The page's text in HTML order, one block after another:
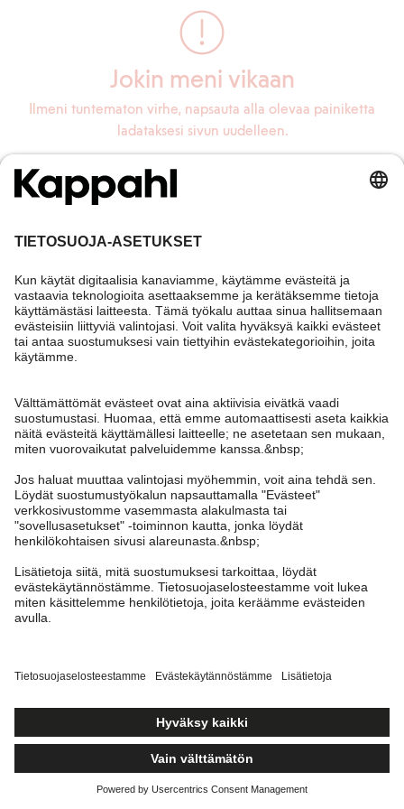
Jokin meni vikaan
Ilmeni tuntematon virhe, napsauta alla olevaa painiketta
ladataksesi sivun uudelleen.
Lataa sivu uudelleen